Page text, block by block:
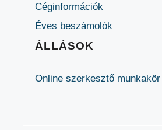
Céginformációk
Éves beszámolók
ÁLLÁSOK
Online szerkesztő munkakör